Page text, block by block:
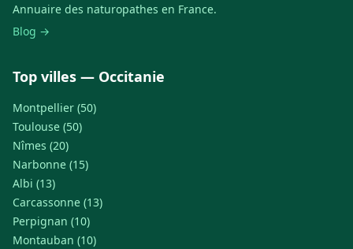
Annuaire des naturopathes en France.
Blog →
Top villes — Occitanie
Montpellier (50)
Toulouse (50)
Nîmes (20)
Narbonne (15)
Albi (13)
Carcassonne (13)
Perpignan (10)
Montauban (10)